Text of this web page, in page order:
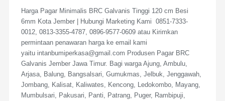
Harga Pagar Minimalis BRC Galvanis Tinggi 120 cm Besi
6mm Kota Jember | Hubungi Marketing Kami 0851-7333-
0012, 0813-3355-4787, 0896-9577-0609 atau Kirimkan
permintaan penawaran harga ke email kami
yaitu intanbumiperkasa@gmail.com Produsen Pagar BRC
Galvanis Jember Jawa Timur. Bagi warga Ajung, Ambulu,
Arjasa, Balung, Bangsalsari, Gumukmas, Jelbuk, Jenggawah,
Jombang, Kalisat, Kaliwates, Kencong, Ledokombo, Mayang,
Mumbulsari, Pakusari, Panti, Patrang, Puger, Rambipuji,